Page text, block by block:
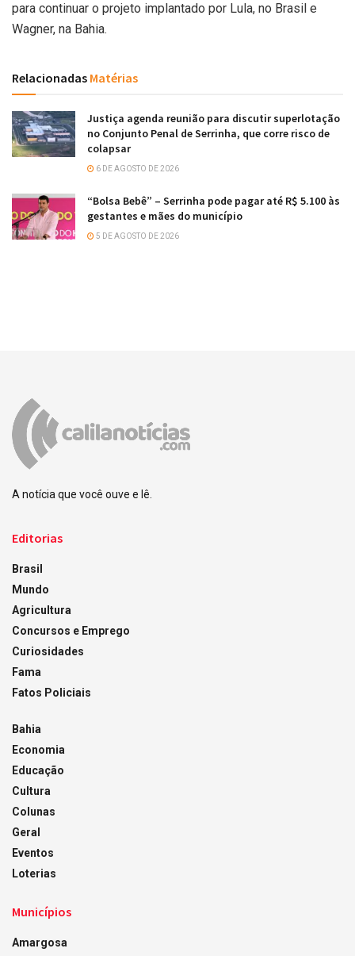
para continuar o projeto implantado por Lula, no Brasil e
Wagner, na Bahia.
Relacionadas Matérias
Justiça agenda reunião para discutir superlotação
no Conjunto Penal de Serrinha, que corre risco de
colapsar
6 DE AGOSTO DE 2026
“Bolsa Bebê” – Serrinha pode pagar até R$ 5.100 às
gestantes e mães do município
5 DE AGOSTO DE 2026
A notícia que você ouve e lê.
Editorias
Brasil
Mundo
Agricultura
Concursos e Emprego
Curiosidades
Fama
Fatos Policiais
Bahia
Economia
Educação
Cultura
Colunas
Geral
Eventos
Loterias
Municípios
Amargosa